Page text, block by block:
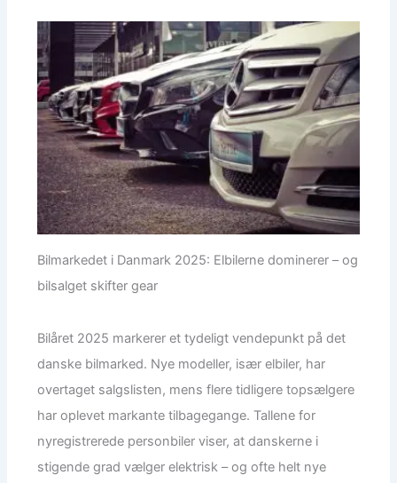
Bilmarkedet i Danmark 2025: Elbilerne dominerer – og
bilsalget skifter gear
Bilåret 2025 markerer et tydeligt vendepunkt på det
danske bilmarked. Nye modeller, især elbiler, har
overtaget salgslisten, mens flere tidligere topsælgere
har oplevet markante tilbagegange. Tallene for
nyregistrerede personbiler viser, at danskerne i
stigende grad vælger elektrisk – og ofte helt nye